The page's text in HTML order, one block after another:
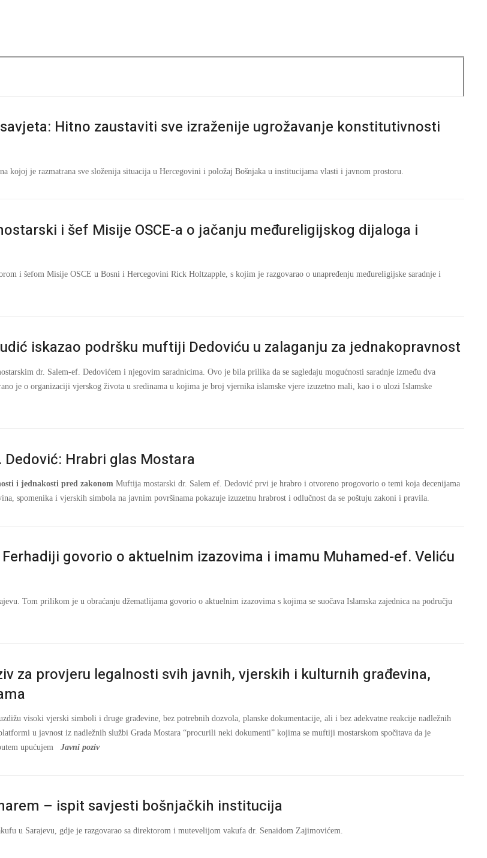
Hitno zaustaviti sve izraženije ugrožavanje konstitutivnosti
kojoj je razmatrana sve složenija situacija u Hercegovini i položaj Bošnjaka u institucijama vlasti i javnom prostoru.
i šef Misije OSCE-a o jačanju međureligijskog dijaloga i
i šefom Misije OSCE u Bosni i Hercegovini Rick Holtzapple, s kojim je razgovarao o unapređenju međureligijske saradnje i
iskazao podršku muftiji Dedoviću u zalaganju za jednakopravnost
dr. Salem-ef. Dedovićem i njegovim saradnicima. Ovo je bila prilika da se sagledaju mogućnosti saradnje između dva
je o organizaciji vjerskog života u sredinama u kojima je broj vjernika islamske vjere izuzetno mali, kao i o ulozi Islamske
Dedović: Hrabri glas Mostara
i jednakosti pred zakonom Muftija mostarski dr. Salem ef. Dedović prvi je hrabro i otvoreno progovorio o temi koja decenijama
spomenika i vjerskih simbola na javnim površinama pokazuje izuzetnu hrabrost i odlučnost da se poštuju zakoni i pravila.
govorio o aktuelnim izazovima i imamu Muhamed-ef. Veliću
Tom prilikom je u obraćanju džematlijama govorio o aktuelnim izazovima s kojima se suočava Islamska zajednica na području
za provjeru legalnosti svih javnih, vjerskih i kulturnih građevina,
visoki vjerski simboli i druge građevine, bez potrebnih dozvola, planske dokumentacije, ali i bez adekvatne reakcije nadležnih
u javnost iz nadležnih službi Grada Mostara “procurili neki dokumenti” kojima se muftiji mostarskom spočitava da je
upućujem
Javni poziv
– ispit savjesti bošnjačkih institucija
u Sarajevu, gdje je razgovarao sa direktorom i mutevelijom vakufa dr. Senaidom Zajimovićem.